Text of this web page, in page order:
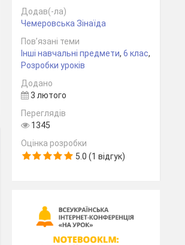
Додав(-ла)
Чемеровська Зінаїда
Пов’язані теми
Інші навчальні предмети,6 клас,
Розробки уроків
Додано
3 лютого
Переглядів
1345
Оцінка розробки
5.0 (1 відгук)